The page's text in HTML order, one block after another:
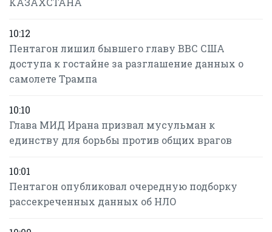
10:12
Пентагон лишил бывшего главу ВВС США
доступа к гостайне за разглашение данных о
самолете Трампа
10:10
Глава МИД Ирана призвал мусульман к
единству для борьбы против общих врагов
10:01
Пентагон опубликовал очередную подборку
рассекреченных данных об НЛО